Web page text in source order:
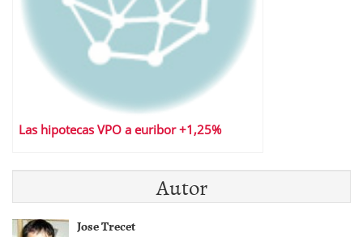
Las hipotecas VPO a euribor +1,25%
Autor
Jose Trecet